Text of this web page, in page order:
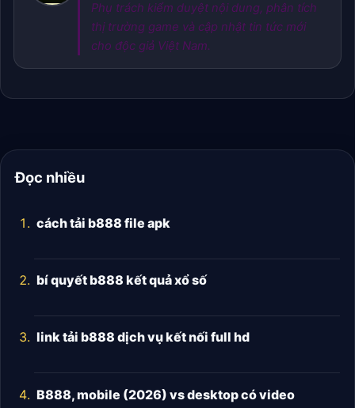
Phụ trách kiểm duyệt nội dung, phân tích
thị trường game và cập nhật tin tức mới
cho độc giả Việt Nam.
Đọc nhiều
cách tải b888 file apk
bí quyết b888 kết quả xổ số
link tải b888 dịch vụ kết nối full hd
B888, mobile (2026) vs desktop có video